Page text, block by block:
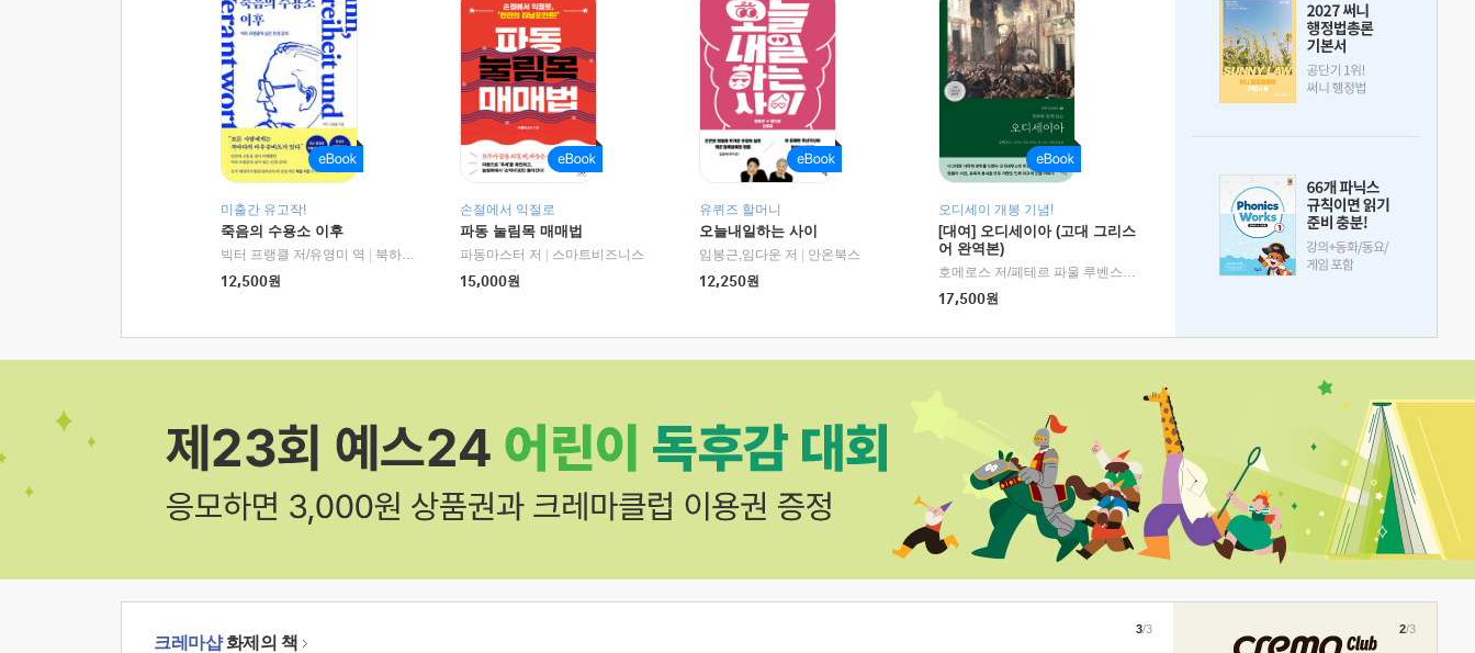
미출간 유고작!
죽음의 수용소 이후
빅터 프랭클 저/유영미 역
북하우스
12,500원
손절에서 익절로
파동 눌림목 매매법
파동마스터 저
스마트비즈니스
15,000원
유퀴즈 할머니
오늘내일하는 사이
임봉근,임다운 저
안온북스
12,250원
오디세이 개봉 기념!
[대여] 오디세이아 (고대 그리스
어 완역본)
호메로스 저/페테르 파울 루벤스 그림/박문재 역
현대지성
17,500원
크레마샵화제의 책
3/3 2/3